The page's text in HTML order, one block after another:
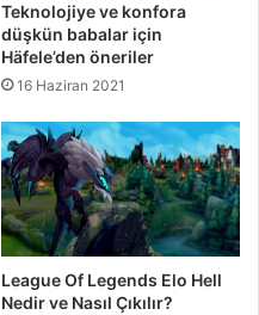
Teknolojiye ve konfora
düşkün babalar için
Häfele’den öneriler
16 Haziran 2021
League Of Legends Elo Hell
Nedir ve Nasıl Çıkılır?